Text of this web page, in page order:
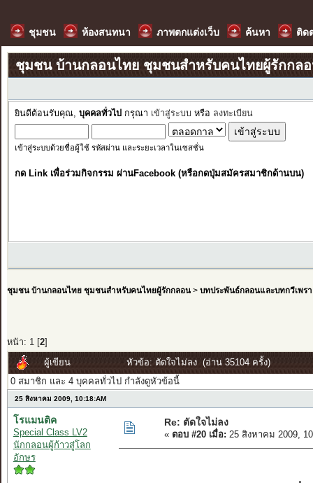
ชุมชน ห้องสนทนา ภาพตกแต่งเว็บ ค้นหา ติด
ชุมชน บ้านกลอนไทย ชุมชนสำหรับคนไทยผู้รักกล
ยินดีต้อนรับคุณ, บุคคลทั่วไป กรุณา เข้าสู่ระบบ หรือ ลงทะเบียน
เข้าสู่ระบบด้วยชื่อผู้ใช้ รหัสผ่าน และระยะเวลาในเซสชั่น
กด Link เพื่อร่วมกิจกรรม ผ่านFacebook (หรือกดปุ่มสมัครสมาชิกด้านบน)
ชุมชน บ้านกลอนไทย ชุมชนสำหรับคนไทยผู้รักกลอน> บทประพันธ์กลอนและบทกวีเพรา
หน้า: 1[ 2]
ผู้เขียน
หัวข้อ: ตัดใจไม่ลง (อ่าน 35104 ครั้ง)
0 สมาชิก และ 4 บุคคลทั่วไป กำลังดูหัวข้อนี้
25 สิงหาคม 2009, 10:18:AM
โรแมนติค
Special Class LV2
นักกลอนผู้ก้าวสู่โลก
อักษร
Re: ตัดใจไม่ลง
« ตอบ #20 เมื่อ: 25 สิงหาคม 2009,